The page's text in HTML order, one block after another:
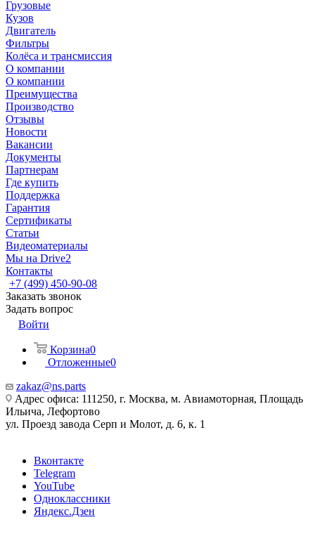
Грузовые
Кузов
Двигатель
Фильтры
Колёса и трансмиссия
О компании
О компании
Преимущества
Производство
Отзывы
Новости
Вакансии
Документы
Партнерам
Где купить
Поддержка
Гарантия
Сертификаты
Статьи
Видеоматериалы
Мы на Drive2
Контакты
+7 (499) 450-90-08
Заказать звонок
Задать вопрос
Войти
Корзина0
Отложенные0
zakaz@ns.parts
Адрес офиса: 111250, г. Москва, м. Авиамоторная, Площадь
Ильича, Лефортово
ул. Проезд завода Серп и Молот, д. 6, к. 1
Вконтакте
Telegram
YouTube
Одноклассники
Яндекс.Дзен